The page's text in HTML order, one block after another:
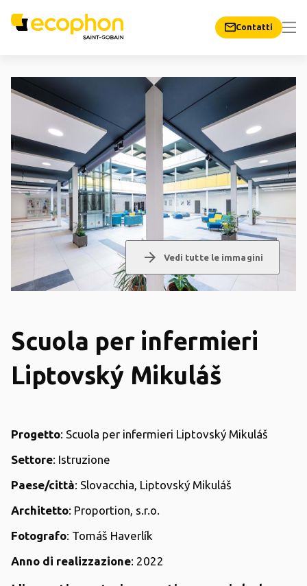
Contatti
arrow_forward Vedi tutte le immagini
Scuola per infermieri
Liptovský Mikuláš
Progetto: Scuola per infermieri Liptovský Mikuláš
Settore: Istruzione
Paese/città: Slovacchia, Liptovský Mikuláš
Architetto: Proportion, s.r.o.
Fotografo: Tomáš Haverlík
Anno di realizzazione: 2022